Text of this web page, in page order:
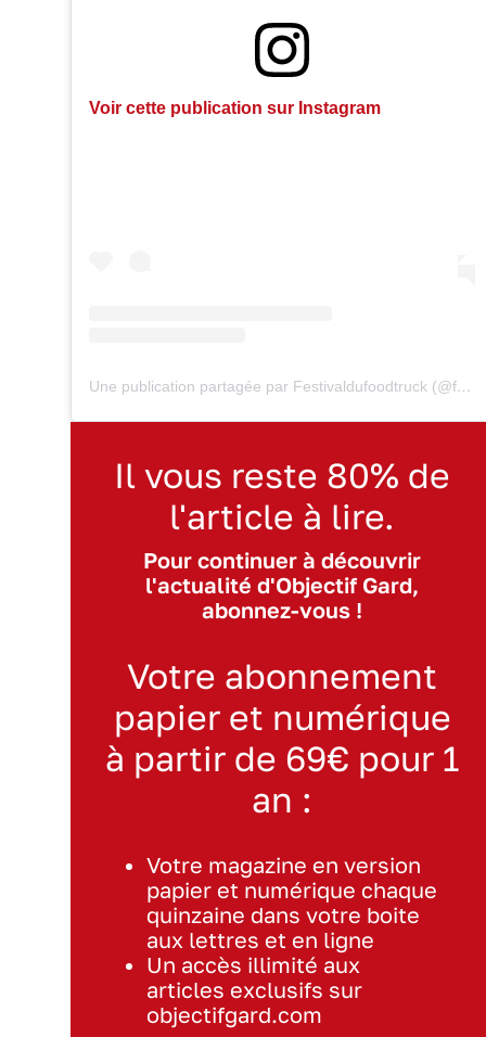
Voir cette publication sur Instagram
Une publication partagée par Festivaldufoodtruck (@festivaldufoodtrucks)
Il vous reste 80% de
l'article à lire.
Pour continuer à découvrir
l'actualité d'Objectif Gard,
abonnez-vous !
Votre abonnement
papier et numérique
à partir de 69€ pour 1
an :
Votre magazine en version
papier et numérique chaque
quinzaine dans votre boite
aux lettres et en ligne
Un accès illimité aux
articles exclusifs sur
objectifgard.com